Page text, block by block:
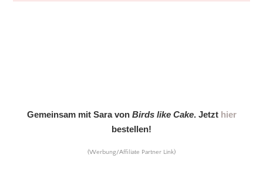
Gemeinsam mit Sara von Birds like Cake. Jetzt hier
bestellen!
(Werbung/Affiliate Partner Link)